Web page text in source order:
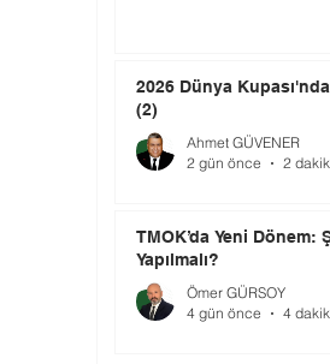
2026 Dünya
(2)
Ahmet GÜVENER
2 gün önce
2
TMOK’da Yeni Dönem:
Yapılmalı?
Ömer GÜRSOY
4 gün önce
4